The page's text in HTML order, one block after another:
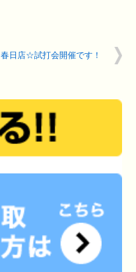
春日店☆試打会開催です！